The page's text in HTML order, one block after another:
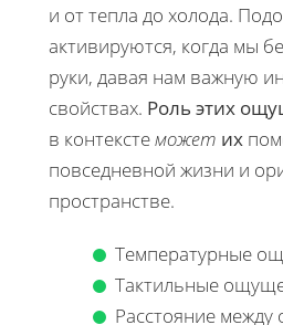
и от тепла до холода.
активируются, когда мы
руки, давая нам важную
свойствах. Роль этих
в контекстеможет их
повседневной жизни и
пространстве.
Температурные
Тактильные
Расстояние между